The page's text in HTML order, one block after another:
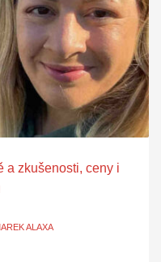
a zkušenosti, ceny i
ALAXA